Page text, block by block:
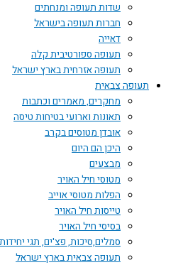
שדות תעופה ומנחתים
חברות תעופה בישראל
דאייה
תעופה ספורטיבית קלה
תעופה אזרחית בארץ ישראל
תעופה צבאית
מחקרים, מאמרים וכתבות
תאונות וארועי בטיחות טיסה
אובדן מטוסים בקרב
היכן הם היום
מבצעים
מטוסי חיל האויר
הפלות מטוסי אוייב
טייסות חיל האויר
בסיסי חיל האויר
סמלים,סיכות, פצ'ים, תגי יחידות
תעופה צבאית בארץ ישראל